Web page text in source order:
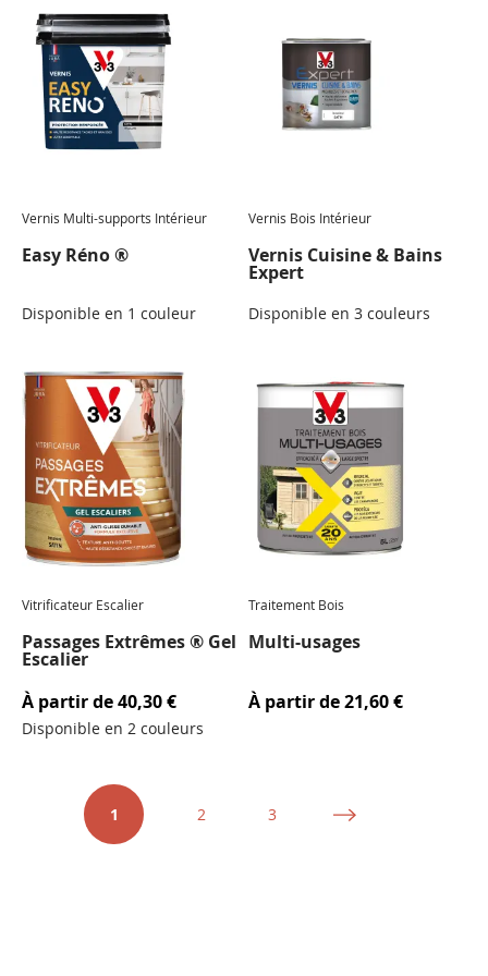
Vernis Multi-supports Intérieur
Easy Réno ®
Disponible en 1 couleur
Vernis Bois Intérieur
Vernis Cuisine & Bains
Expert
Disponible en 3 couleurs
Vitrificateur Escalier
Passages Extrêmes ® Gel
Escalier
À partir de40,30 €
Disponible en 2 couleurs
Traitement Bois
Multi-usages
À partir de21,60 €
Vous
lisez
actuellement
1 Page
2 Page
3 Page
Suivant